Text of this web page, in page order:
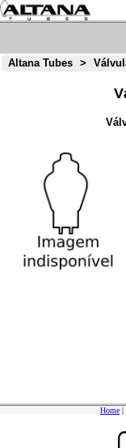
Altana Tubes >
Home |